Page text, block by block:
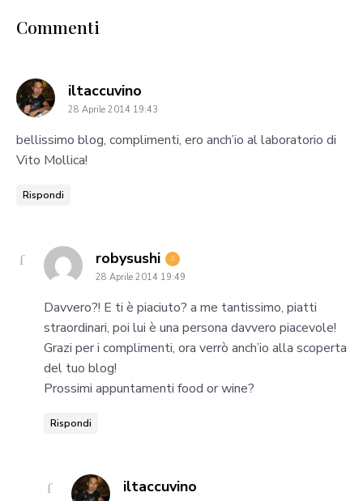
Commenti
iltaccuvino
28 Aprile 2014 19:43
bellissimo blog, complimenti, ero anch’io al laboratorio di
Vito Mollica!
Rispondi
robysushi says:
28 Aprile 2014 19:49
Davvero?! E ti è piaciuto? a me tantissimo, piatti
straordinari, poi lui è una persona davvero piacevole!
Grazi per i complimenti, ora verrò anch’io alla scoperta
del tuo blog!
Prossimi appuntamenti food or wine?
Rispondi
iltaccuvino